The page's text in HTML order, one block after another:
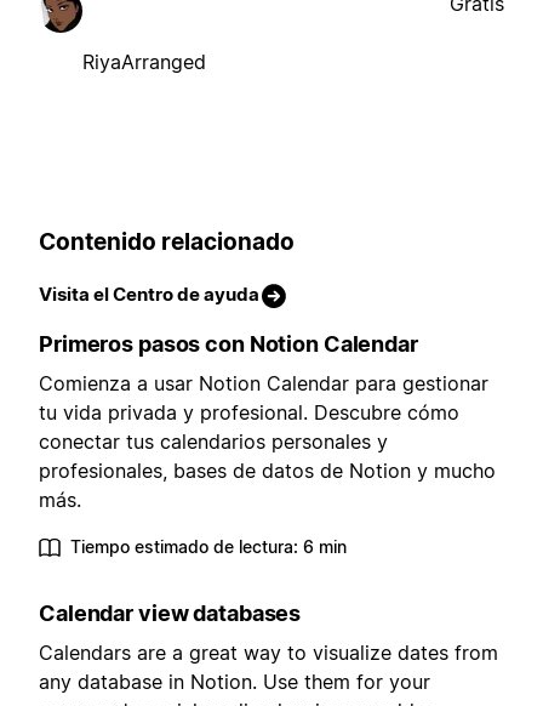
RiyaArranged
Contenido relacionado
Visita el Centro de ayuda
Primeros pasos con Notion Calendar
Comienza a usar Notion Calendar para gestionar
tu vida privada y profesional. Descubre cómo
conectar tus calendarios personales y
profesionales, bases de datos de Notion y mucho
más.
Tiempo estimado de lectura: 6 min
Calendar view databases
Calendars are a great way to visualize dates from
any database in Notion. Use them for your